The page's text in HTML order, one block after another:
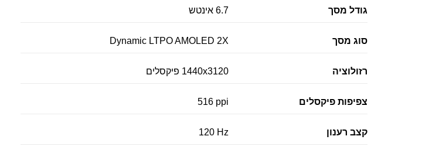
גודל מסך 6.7 אינטש
סוג מסך Dynamic LTPO AMOLED 2X
רזולוציה 1440x3120 פיקסלים
צפיפות פיקסלים 516 ppi
קצב רענון 120 Hz